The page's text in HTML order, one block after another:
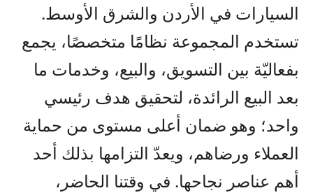
السيارات في الأردن والشرق الأوسط.
تستخدم المجموعة نظامًا متخصصًا، يجمع
بفعاليّة بين التسويق، والبيع، وخدمات ما
بعد البيع الرائدة، لتحقيق هدف رئيسي
واحد؛ وهو ضمان أعلى مستوى من حماية
العملاء ورضاهم، ويعدّ التزامها بذلك أحد
أهم عناصر نجاحها. في وقتنا الحاضر،